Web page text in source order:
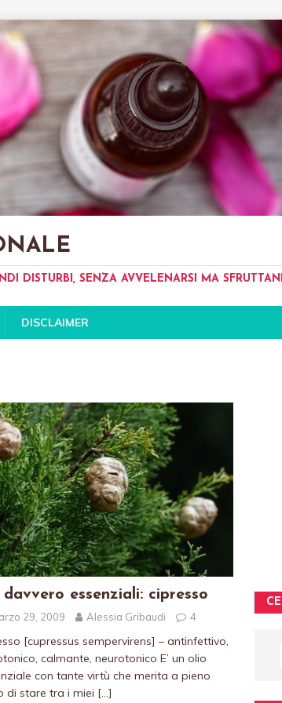
DISTURBI, SENZA AVVELENARSI MA
DISCLAIMER
essenziali: cipresso
29, 2009 Alessia Gribaudi 4
[cupressus sempervirens] – antinfettivo,
calmante, neurotonico E’ un olio
con tante virtù che merita a pieno
di stare tra i miei […]